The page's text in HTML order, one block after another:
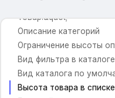
товар.&quot;
Описание категорий
Ограничение высоты
Вид фильтра в каталоге
Вид каталога по
Высота товара в